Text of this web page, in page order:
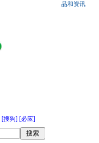
品和资讯
[搜狗] [必应]